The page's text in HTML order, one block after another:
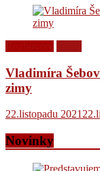
Vladimíra
zimy
22.listopadu 2021
Novinky